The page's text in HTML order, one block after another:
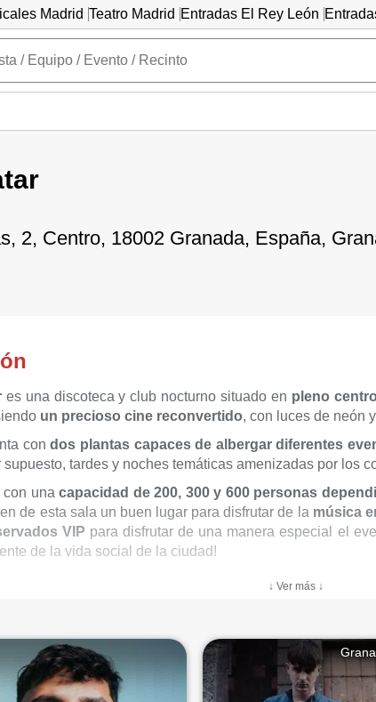
Madrid Teatro Madrid Entradas El Rey León
2, Centro, 18002 Granada, España,
es una discoteca y club nocturno situado en pleno
un precioso cine reconvertido, con luces de neón
con dos plantas capaces de albergar diferentes
supuesto, tardes y noches temáticas amenizadas por los
con una capacidad de 200, 300 y 600 personas
de esta sala un buen lugar para disfrutar de la música
VIP para disfrutar de una manera especial el
de la vida social de la ciudad!
↓ Ver más ↓